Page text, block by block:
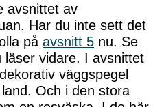
avsnittet av
Har du inte sett det
på avsnitt 5 nu. Se
läser vidare. I avsnittet
väggspegel
Och i den stora